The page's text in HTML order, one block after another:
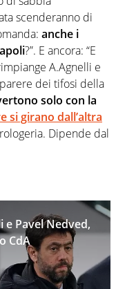
scenderanno di
anche i
?”. E ancora: “E
A.Agnelli e
parere dei tifosi della
solo con la
si girano dall’altra
Dipende dal
e Pavel Nedved,
CdA